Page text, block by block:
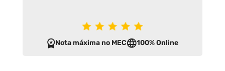
Nota máxima no MEC 100% Online